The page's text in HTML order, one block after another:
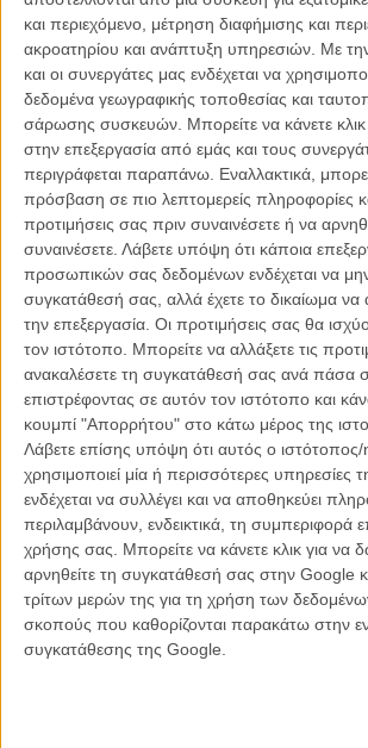
και περιεχόμενο, μέτρηση διαφήμισης και
ακροατηρίου και ανάπτυξη υπηρεσιών. Με
και οι συνεργάτες μας ενδέχεται να
δεδομένα γεωγραφικής τοποθεσίας και
σάρωσης συσκευών. Μπορείτε να κάνετε κλικ
στην επεξεργασία από εμάς και τους
περιγράφεται παραπάνω. Εναλλακτικά,
πρόσβαση σε πιο λεπτομερείς πληροφορίες
προτιμήσεις σας πριν συναινέσετε ή να
συναινέσετε. Λάβετε υπόψη ότι κάποια
προσωπικών σας δεδομένων ενδέχεται να μην
συγκατάθεσή σας, αλλά έχετε το δικαίωμα να
την επεξεργασία. Οι προτιμήσεις σας θα
τον ιστότοπο. Μπορείτε να αλλάξετε τις
ανακαλέσετε τη συγκατάθεσή σας ανά πάσα
επιστρέφοντας σε αυτόν τον ιστότοπο και
κουμπί "Απορρήτου" στο κάτω μέρος της
Λάβετε επίσης υπόψη ότι αυτός ο
χρησιμοποιεί μία ή περισσότερες υπηρεσίες
ενδέχεται να συλλέγει και να αποθηκεύει
περιλαμβάνουν, ενδεικτικά, τη συμπεριφορά
χρήσης σας. Μπορείτε να κάνετε κλικ για να
αρνηθείτε τη συγκατάθεσή σας στην Google
τρίτων μερών της για τη χρήση των
σκοπούς που καθορίζονται παρακάτω στην
συγκατάθεσης της Google.
το πάθος τους για το τραγούδι.
Σε ένα σκετς με τίτλο «Soundtrack to a Love
περιέγραψαν με τον δικό τους απολαυστικό
στερεοτυπικά στάδια μιας (και
από τις ευτυχισμένες στιγμές του φλερτ και
πάθους, μέχρι τον γάμο, τα σκαμπανεβάσματα
Και το έκαναν φυσικά τραγουδιστά,
ποπ μελωδία, από Cher, Ελτον Τζον και Γουίτνι
Αντέλ, The Weeknd και Bruno Mars, πάντοτε με
και μελωδικότητα. Είναι εμφανές ότι κάποιος
το δικό τους ρομαντικό μιούζικαλ, τώρα!.
Δείτε το βίντεο παρακάτω: